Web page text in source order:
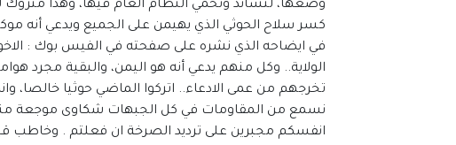
وضعها، لتساند وتحمي النظام العام فيها، وهذا
كسر سلاح الحوثي الذي يهيمن على الجميع ويدعي أنه
في ايضاحه الذي نشره على صفحته في الفيس بوك :
الولاية.. وكل منهم يدعي أنه هو اليمن، والبقية مجرد
تخرجهم من عمى الادعاء.. اتركوا الماضي حوثيا خالصا،
نسمع من المقاومات في كل الجبهات شكاوى موجعة
انفسكم مجبرين على ترديد الصرخة ان فعلتم . وخاطب